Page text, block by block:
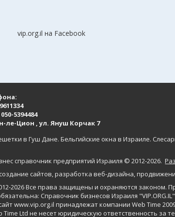
vip.org.il на Facebook
050-5394484
ле-Цион , ул. Януш Корчак 7
в Гуш Дане. Бельгийские окна в Израиле.
справочник предприятий Израиля © 2012-2026.
создание сайтов,разработка веб-дизайна,
2026Все права защищены и охраняются законом.
Справочник бизнесов Израиля "VIP.ORG.IL"
www.vip.org.il принадлежат компании Web Time
Time Ltd не несет юридическую ответственность за